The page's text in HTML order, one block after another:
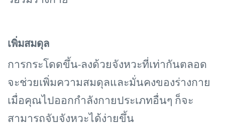
เพิ่มสมดุล
การกระโดดขึ้น-ลงด้วยจังหวะที่เท่ากันตลอด
จะช่วยเพิ่มความสมดุลและมั่นคงของร่างกาย
เมื่อคุณไปออกกำลังกายประเภทอื่นๆ ก็จะ
สามารถจับจังหวะได้ง่ายขึ้น